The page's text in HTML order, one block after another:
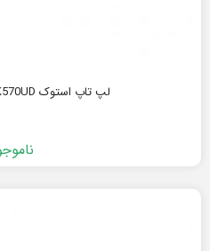
لپ تاپ استوک Asus VivoBook K570UD